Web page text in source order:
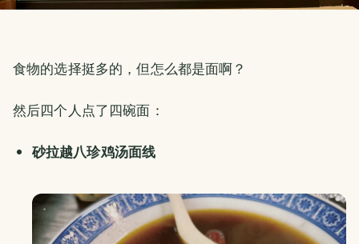
食物的选择挺多的，但怎么都是面啊？
然后四个人点了四碗面：
砂拉越八珍鸡汤面线